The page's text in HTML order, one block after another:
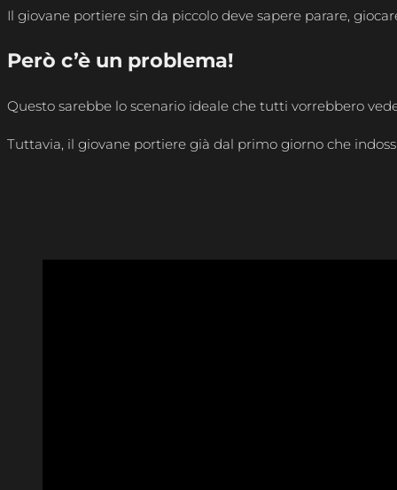
Il giovane portiere sin da piccolo deve sapere parare,
Però c’è un problema!
Questo sarebbe lo scenario ideale che tutti vorrebbero
Tuttavia, il giovane portiere già dal primo giorno che